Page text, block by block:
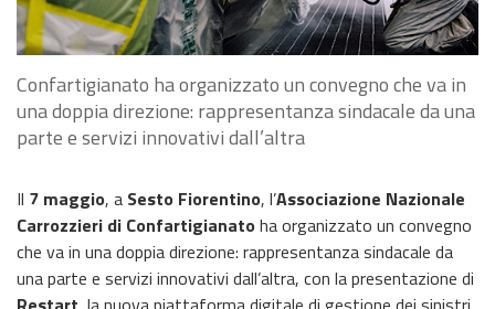
Confartigianato ha organizzato un convegno che va in
una doppia direzione: rappresentanza sindacale da una
parte e servizi innovativi dall’altra
Il 7 maggio, a Sesto Fiorentino, l’Associazione Nazionale
Carrozzieri di Confartigianato ha organizzato un convegno
che va in una doppia direzione: rappresentanza sindacale da
una parte e servizi innovativi dall’altra, con la presentazione di